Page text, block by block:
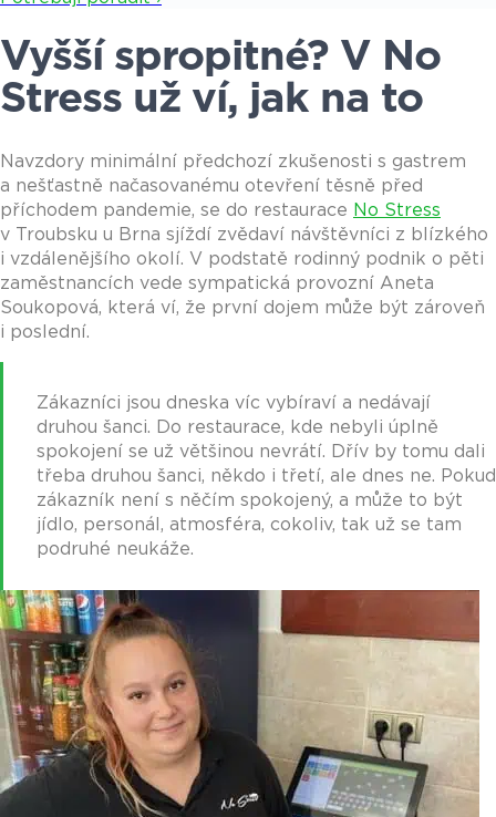
Vyšší spropitné? V No
Stress už ví, jak na to
Navzdory minimální předchozí zkušenosti s gastrem
a nešťastně načasovanému otevření těsně před
příchodem pandemie, se do restaurace No Stress
v Troubsku u Brna sjíždí zvědaví návštěvníci z blízkého
i vzdálenějšího okolí. V podstatě rodinný podnik o pěti
zaměstnancích vede sympatická provozní Aneta
Soukopová, která ví, že první dojem může být zároveň
i poslední.
Zákazníci jsou dneska víc vybíraví a nedávají
druhou šanci. Do restaurace, kde nebyli úplně
spokojení se už většinou nevrátí. Dřív by tomu dali
třeba druhou šanci, někdo i třetí, ale dnes ne. Pokud
zákazník není s něčím spokojený, a může to být
jídlo, personál, atmosféra, cokoliv, tak už se tam
podruhé neukáže.